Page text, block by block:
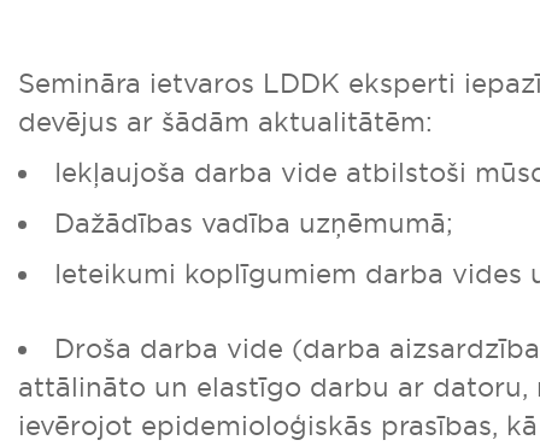
Semināra ietvaros LDDK eksperti
devējus ar šādām aktualitātēm:
Iekļaujoša darba vide atbilstoši
Dažādības vadība uzņēmumā;
Ieteikumi koplīgumiem darba vides
Droša darba vide (darba
attālināto un elastīgo darbu ar datoru,
ievērojot epidemioloģiskās prasības,